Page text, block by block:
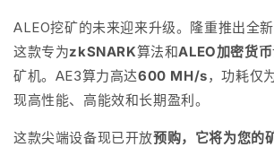
ALEO挖矿的未来迎来升级。隆重推出全新
这款专为zkSNARK算法和ALEO加密货币
矿机。AE3算力高达600 MH/s，功耗仅
现高性能、高能效和长期盈利。
这款尖端设备现已开放预购，它将为您的